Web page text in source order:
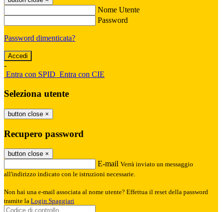
Nome Utente
Password
Password dimenticata?
-
Entra con SPID Entra con CIE
Seleziona utente
button close ×
Recupero password
button close ×
E-mail Verrà inviato un messaggio
all'indirizzo indicato con le istruzioni necessarie.
Non hai una e-mail associata al nome utente? Effettua il reset della password
tramite la Login Spaggiari